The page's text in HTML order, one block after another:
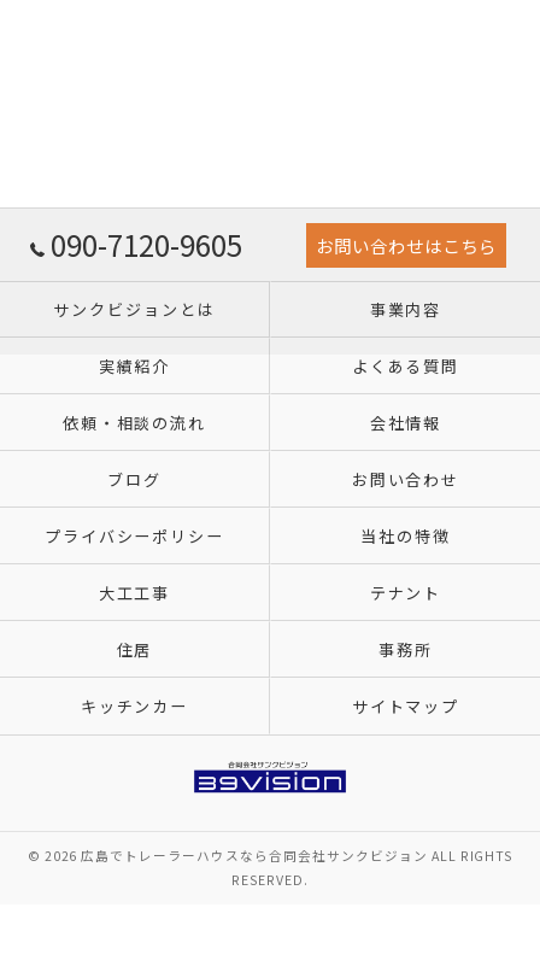
090-7120-9605 お問い合わせはこちら
サンクビジョンとは 事業内容
実績紹介 よくある質問
依頼・相談の流れ 会社情報
ブログ お問い合わせ
プライバシーポリシー 当社の特徴
大工工事 テナント
住居 事務所
キッチンカー サイトマップ
© 2026 広島でトレーラーハウスなら合同会社サンクビジョン ALL RIGHTS
RESERVED.